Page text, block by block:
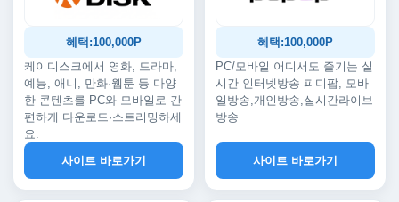
혜택:100,000P
케이디스크에서 영화, 드라마,
예능, 애니, 만화·웹툰 등 다양
한 콘텐츠를 PC와 모바일로 간
편하게 다운로드·스트리밍하세
요.
사이트 바로가기
혜택:100,000P
PC/모바일 어디서도 즐기는 실
시간 인터넷방송 피디팝, 모바
일방송,개인방송,실시간라이브
방송
사이트 바로가기